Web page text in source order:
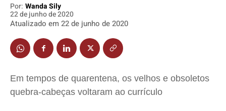
Política
TV Século
Justiça
Educação
Segurança
Política
TV Século
Justiça
Educação
Segurança
Política
TV Século
Justiça
Educação
Segurança
Política
TV Século
Justiça
Educação
Segurança
Por: Wanda Sily
22 de junho de 2020
Atualizado em 22 de junho de 2020
Em tempos de quarentena, os velhos e obsoletos
quebra-cabeças voltaram ao currículo